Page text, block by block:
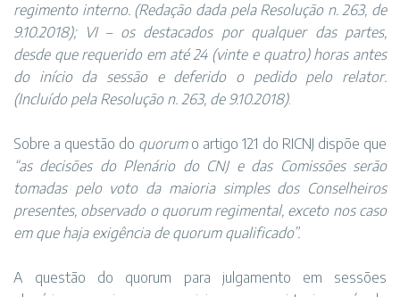
regimento interno. (Redação dada pela Resolução n. 263, de
9.10.2018); VI – os destacados por qualquer das partes,
desde que requerido em até 24 (vinte e quatro) horas antes
do início da sessão e deferido o pedido pelo relator.
(Incluído pela Resolução n. 263, de 9.10.2018).
Sobre a questão do quorumo artigo 121 do RICNJ dispõe que
“as decisões do Plenário do CNJ e das Comissões serão
tomadas pelo voto da maioria simples dos Conselheiros
presentes, observado o quorum regimental, exceto nos caso
em que haja exigência de quorum qualificado”.
A questão do quorum para julgamento em sessões